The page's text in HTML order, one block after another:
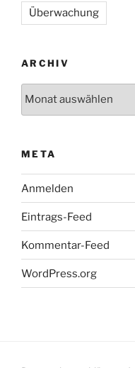
Überwachung
ARCHIV
META
Anmelden
Eintrags-Feed
Kommentar-Feed
WordPress.org